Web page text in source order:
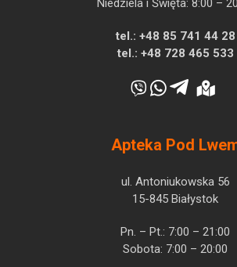
Niedziela i Święta: 8:00 –
tel.: +48 85 741 44 28
tel.: +48 728 465 533
Apteka Pod
ul. Antoniukowska 56
15-845 Białystok
Pn. – Pt.: 7:00 – 21:00
Sobota: 7:00 – 20:00